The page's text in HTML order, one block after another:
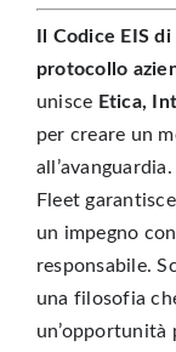
Il Codice EIS
protocollo
unisce Etica,
per creare un
Fleet
un impegno
responsabile.
una filosofia
un’opportunità